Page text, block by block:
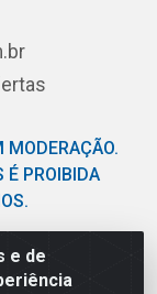
e de
MODERAÇÃO.
É PROIBIDA
Bloco F -